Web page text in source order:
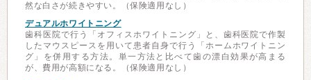
然な白さが続きやすい。（保険適用なし）
デュアルホワイトニング
歯科医院で行う「オフィスホワイトニング」と、歯科医院で作製
したマウスピースを用いて患者自身で行う「ホームホワイトニン
グ」を併用する方法。単一方法と比べて歯の漂白効果が高まる
が、費用が高額になる。（保険適用なし）